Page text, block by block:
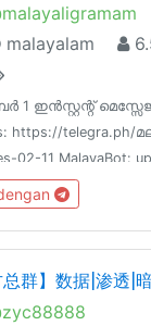
malayalam
1 ഇന്‍സ്റ്റന്റ്
https://
02-11 MalayaBot:
Sub Groups: